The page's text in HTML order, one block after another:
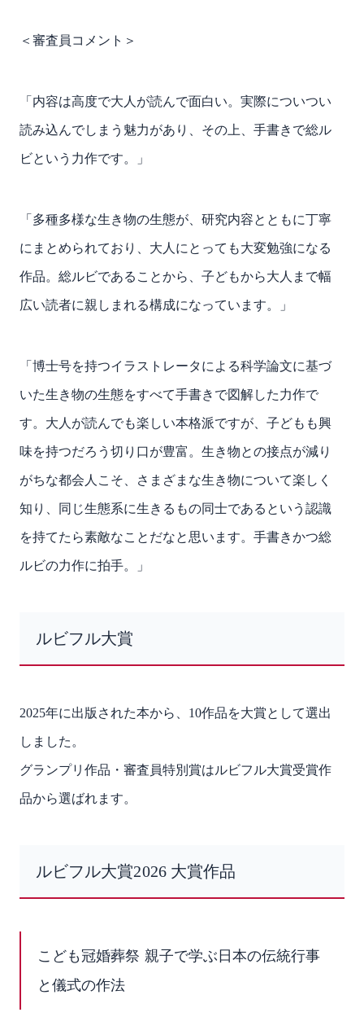
＜審査員コメント＞
「内容は高度で大人が読んで面白い。実際についつい
読み込んでしまう魅力があり、その上、手書きで総ル
ビという力作です。」
「多種多様な生き物の生態が、研究内容とともに丁寧
にまとめられており、大人にとっても大変勉強になる
作品。総ルビであることから、子どもから大人まで幅
広い読者に親しまれる構成になっています。」
「博士号を持つイラストレータによる科学論文に基づ
いた生き物の生態をすべて手書きで図解した力作で
す。大人が読んでも楽しい本格派ですが、子どもも興
味を持つだろう切り口が豊富。生き物との接点が減り
がちな都会人こそ、さまざまな生き物について楽しく
知り、同じ生態系に生きるもの同士であるという認識
を持てたら素敵なことだなと思います。手書きかつ総
ルビの力作に拍手。」
ルビフル大賞
2025年に出版された本から、10作品を大賞として選出
しました。
グランプリ作品・審査員特別賞はルビフル大賞受賞作
品から選ばれます。
ルビフル大賞2026 大賞作品
こども冠婚葬祭 親子で学ぶ日本の伝統行事
と儀式の作法